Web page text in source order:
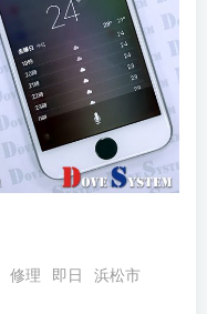
修理 即日
浜松市